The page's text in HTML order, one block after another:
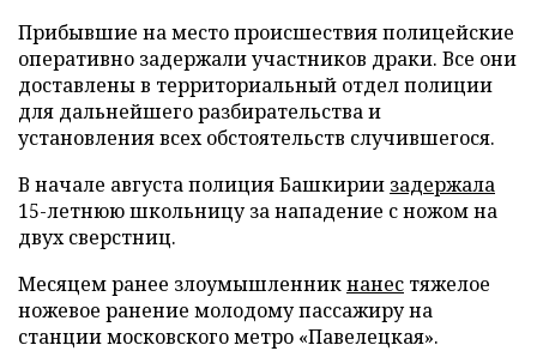
Прибывшие на место происшествия полицейские
оперативно задержали участников драки. Все они
доставлены в территориальный отдел полиции
для дальнейшего разбирательства и
установления всех обстоятельств случившегося.
В начале августа полиция Башкирии задержала
15-летнюю школьницу за нападение с ножом на
двух сверстниц.
Месяцем ранее злоумышленникнанес тяжелое
ножевое ранение молодому пассажиру на
станции московского метро «Павелецкая».